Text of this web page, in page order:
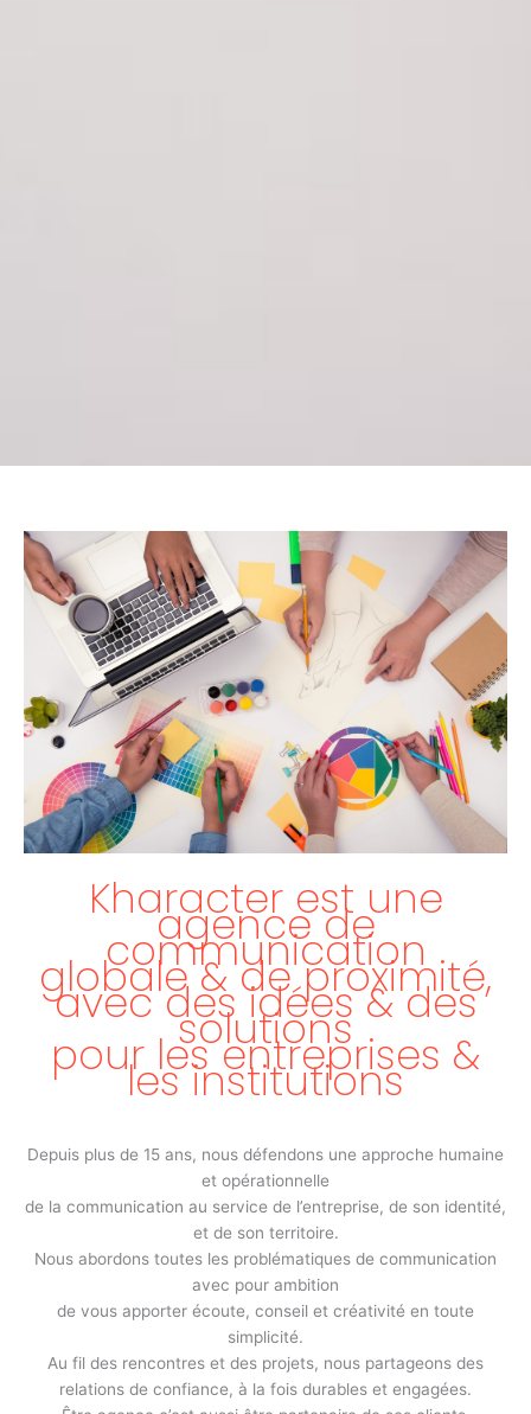
Kharacter est une
agence de
communication
globale & de proximité,
avec des idées & des
solutions
pour les entreprises &
les institutions
Depuis plus de 15 ans, nous défendons une approche humaine
et opérationnelle
de la communication au service de l’entreprise, de son identité,
et de son territoire.
Nous abordons toutes les problématiques de communication
avec pour ambition
de vous apporter écoute, conseil et créativité en toute
simplicité.
Au fil des rencontres et des projets, nous partageons des
relations de confiance, à la fois durables et engagées.